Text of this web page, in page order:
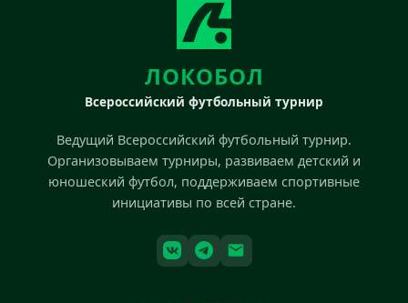
ЛОКОБОЛ
Всероссийский футбольный турнир
Ведущий Всероссийский футбольный турнир.
Организовываем турниры, развиваем детский и
юношеский футбол, поддерживаем спортивные
инициативы по всей стране.